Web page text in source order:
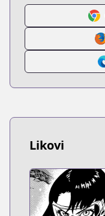
Likovi